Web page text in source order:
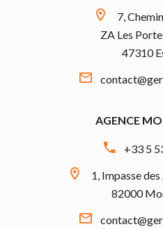
7,
ZA Les
47310
AGENCE
+33 5
1, Impasse
82000